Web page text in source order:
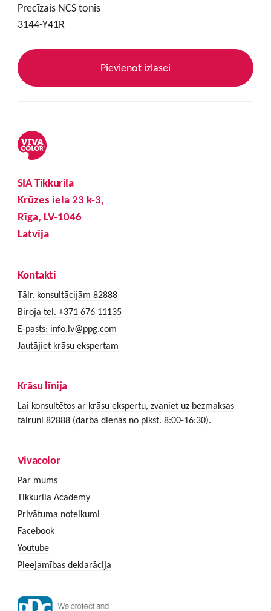
Precīzais NCS tonis
3144-Y41R
Pievienot izlasei
SIA Tikkurila
Krūzes iela 23 k-3,
Rīga, LV-1046
Latvija
Kontakti
Tālr. konsultācijām 82888
Biroja tel. +371 676 11135
E-pasts: info.lv@ppg.com
Jautājiet krāsu ekspertam
Krāsu līnija
Lai konsultētos ar krāsu ekspertu, zvaniet uz bezmaksas
tālruni 82888 (darba dienās no plkst. 8:00-16:30).
Vivacolor
Par mums
Tikkurila Academy
Privātuma noteikumi
Facebook
Youtube
Pieejamības deklarācija